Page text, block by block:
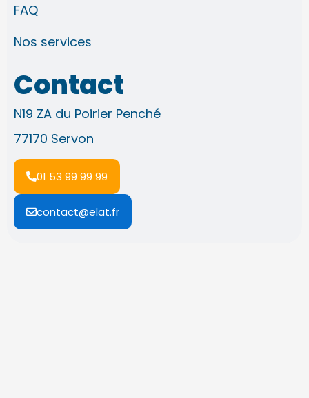
FAQ
Nos services
Contact
N19 ZA du Poirier Penché
77170 Servon
01 53 99 99 99
contact@elat.fr